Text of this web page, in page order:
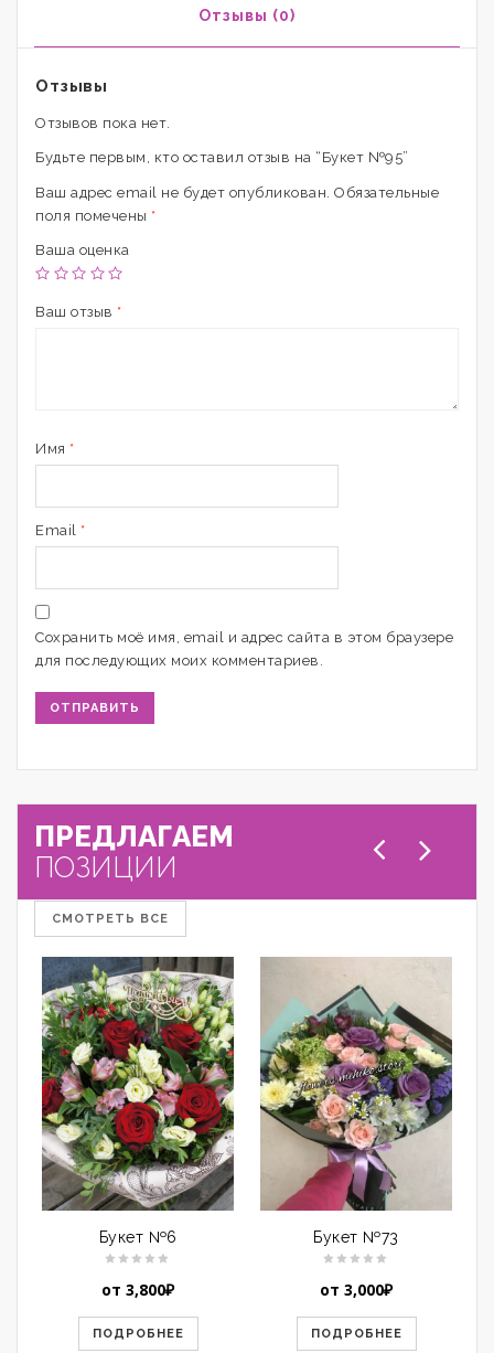
Отзывы (0)
Отзывы
Отзывов пока нет.
Будьте первым, кто оставил отзыв на “Букет №95”
Ваш адрес email не будет опубликован. Обязательные
поля помечены *
Ваша оценка
Ваш отзыв *
Имя *
Email *
Сохранить моё имя, email и адрес сайта в этом браузере
для последующих моих комментариев.
ПРЕДЛАГАЕМ
ПОЗИЦИИ
СМОТРЕТЬ ВСЕ
Букет №6
от 3,800₽
ПОДРОБНЕЕ
Букет №73
от 3,000₽
ПОДРОБНЕЕ